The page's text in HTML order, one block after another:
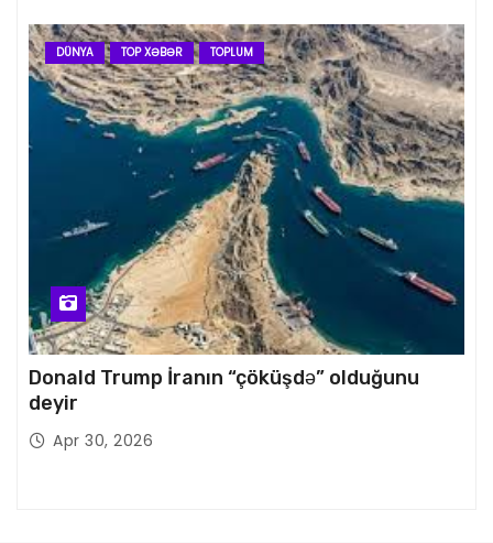
DÜNYA TOP XƏBƏR TOPLUM
Donald Trump İranın “çöküşdə” olduğunu
deyir
Apr 30, 2026